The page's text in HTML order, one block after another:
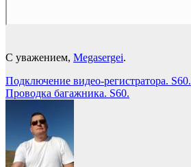
С уважением, Megasergei.
Навигация
по
записям
Подключение видео-регистратора. S60.
Проводка багажника. S60.